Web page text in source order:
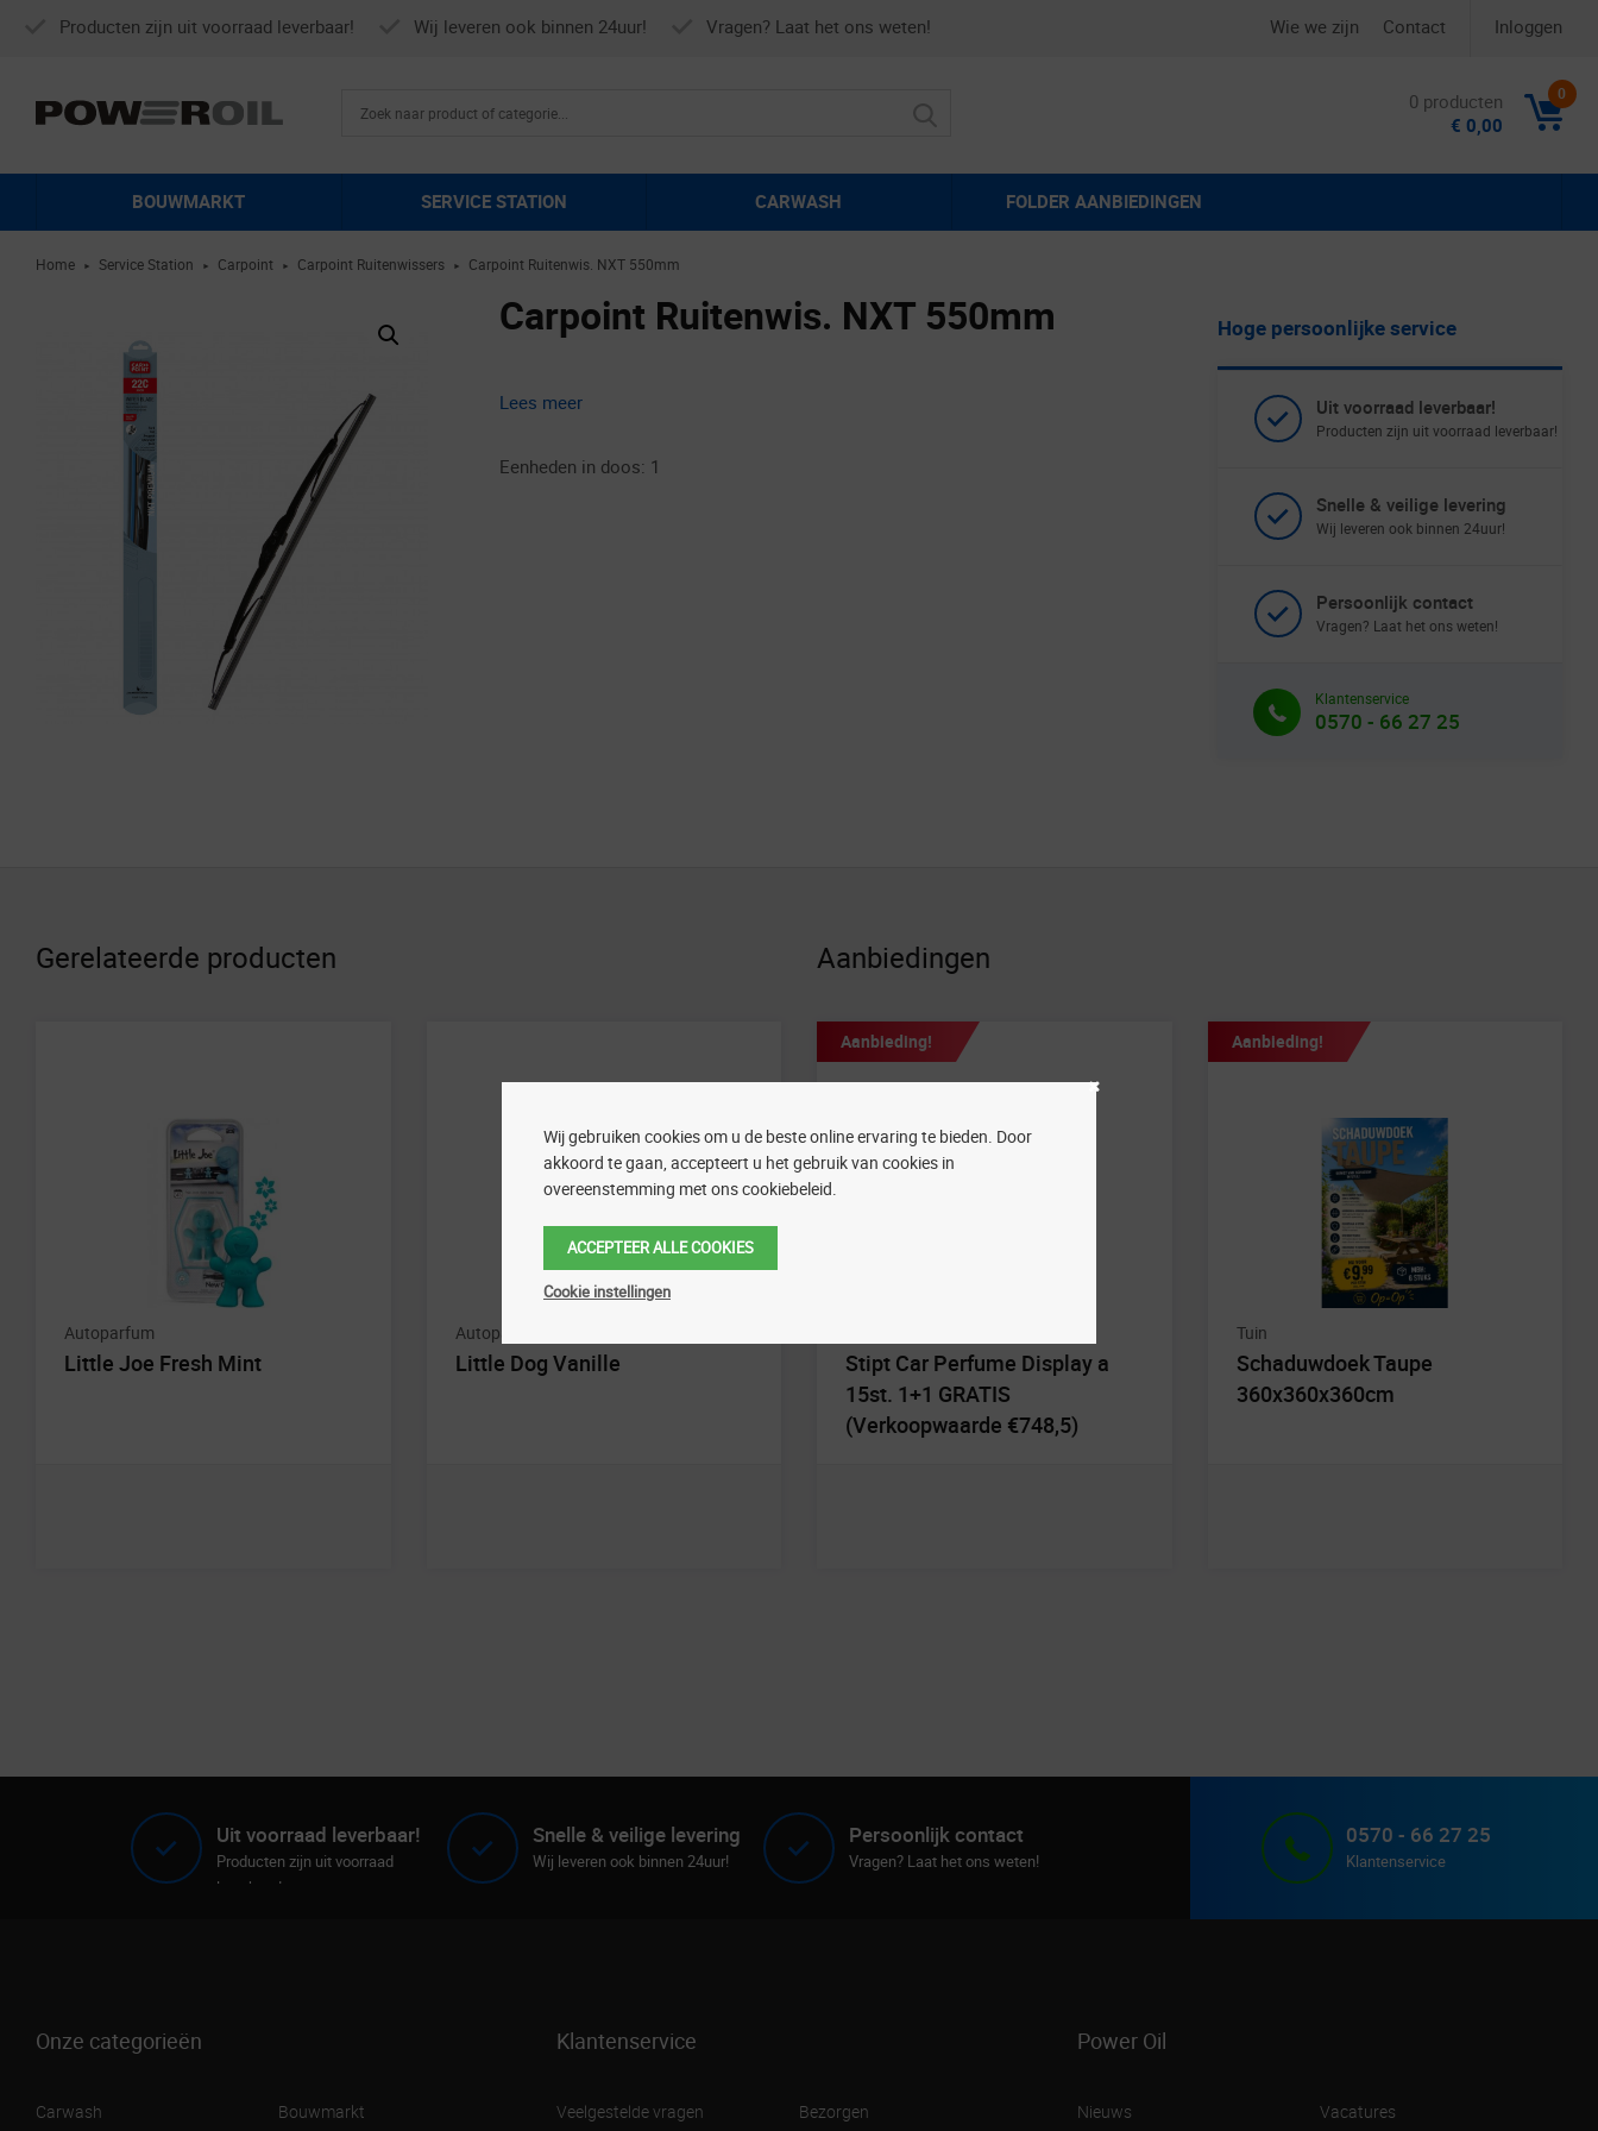
Producten zijn uit voorraad leverbaar! Wij leveren ook binnen 24uur! Vragen? Laat het ons weten! Wie we zijn Contact Inloggen
0
0 producten
€ 0,00
BOUWMARKT SERVICE STATION CARWASH FOLDER AANBIEDINGEN
Home ► Service Station ► Carpoint ► Carpoint Ruitenwissers ► Carpoint Ruitenwis. NXT 550mm
Carpoint Ruitenwis. NXT 550mm
Lees meer
Eenheden in doos: 1
Hoge persoonlijke service
Uit voorraad leverbaar!
Producten zijn uit voorraad leverbaar!
Snelle & veilige levering
Wij leveren ook binnen 24uur!
Persoonlijk contact
Vragen? Laat het ons weten!
Klantenservice
0570 - 66 27 25
Gerelateerde producten
Autoparfum
Little Joe Fresh Mint
Autoparfum
Little Dog Vanille
Aanbiedingen
Aanbieding!
Stipt Car Perfume Display a
15st. 1+1 GRATIS
(Verkoopwaarde €748,5)
Aanbieding!
Tuin
Schaduwdoek Taupe
360x360x360cm
Uit voorraad leverbaar!
Producten zijn uit voorraad
leverbaar!
Snelle & veilige levering
Wij leveren ook binnen 24uur!
Persoonlijk contact
Vragen? Laat het ons weten!
0570 - 66 27 25
Klantenservice
Onze categorieën
Carwash Bouwmarkt
Klantenservice
Veelgestelde vragen Bezorgen
Power Oil
Nieuws Vacatures
Wij gebruiken cookies om u de beste online ervaring te bieden. Door
akkoord te gaan, accepteert u het gebruik van cookies in
overeenstemming met ons cookiebeleid.
ACCEPTEER ALLE COOKIES
Cookie instellingen